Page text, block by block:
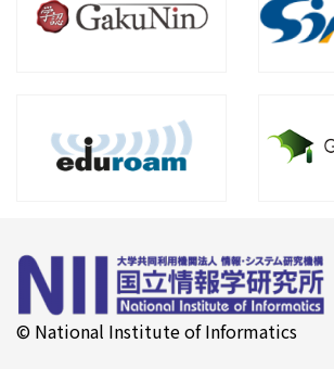
© National Institute of Informatics